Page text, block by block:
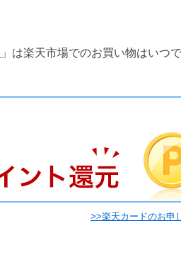
」は楽天市場でのお買い物はいつ
>>楽天カードのお申